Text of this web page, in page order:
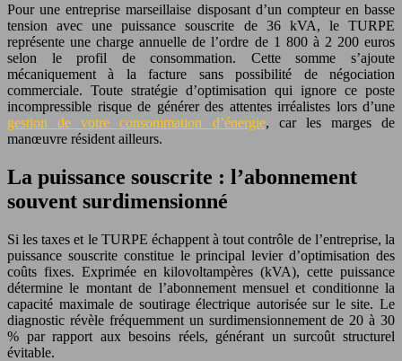
Pour une entreprise marseillaise disposant d’un compteur en basse
tension avec une puissance souscrite de 36 kVA, le TURPE
représente une charge annuelle de l’ordre de 1 800 à 2 200 euros
selon le profil de consommation. Cette somme s’ajoute
mécaniquement à la facture sans possibilité de négociation
commerciale. Toute stratégie d’optimisation qui ignore ce poste
incompressible risque de générer des attentes irréalistes lors d’une
gestion de votre consommation d’énergie, car les marges de
manœuvre résident ailleurs.
La puissance souscrite : l’abonnement
souvent surdimensionné
Si les taxes et le TURPE échappent à tout contrôle de l’entreprise, la
puissance souscrite constitue le principal levier d’optimisation des
coûts fixes. Exprimée en kilovoltampères (kVA), cette puissance
détermine le montant de l’abonnement mensuel et conditionne la
capacité maximale de soutirage électrique autorisée sur le site. Le
diagnostic révèle fréquemment un surdimensionnement de 20 à 30
% par rapport aux besoins réels, générant un surcoût structurel
évitable.